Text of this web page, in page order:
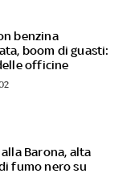
benzina
boom di guasti:
officine
Barona, alta
fumo nero su